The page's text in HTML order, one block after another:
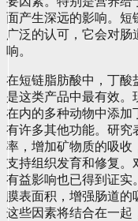
面产生深远的影响。短
广泛的认可，它会对
响。
在短链脂肪酸中，丁酸
是这类产品中最有效。
在内的多种动物中添加
有许多其他功能。研究
率，增加矿物质的吸收
支持组织发育和修复。
有益影响也已得到证实
膜表面积，增强肠道
这些因素将结合在一起